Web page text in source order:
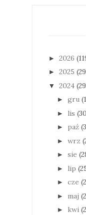
► 2026
► 2025
▼ 2024
► gru
► lis
► paź
► wrz
► sie
► lip
► cze
► maj
► kwi